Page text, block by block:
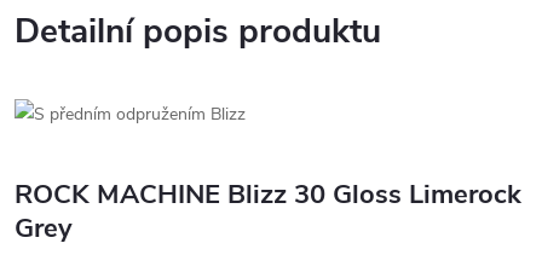
Detailní popis produktu
ROCK MACHINE Blizz 30 Gloss Limerock
Grey